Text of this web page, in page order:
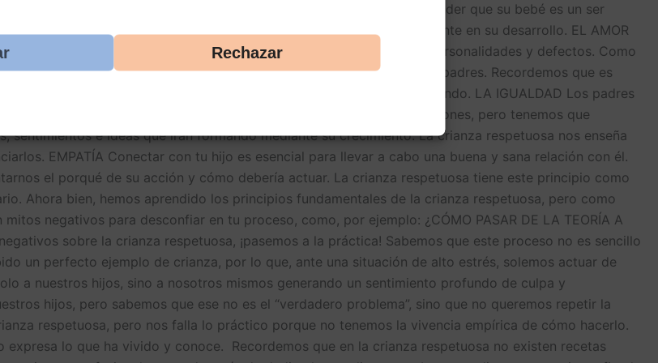
Rechazar
madre son figuras de autoridad, de igual forma, ellos deben comprender que su bebé es un ser
aprender a ser empáticos y comprensivos, porque cada uno es diferente en su desarrollo. EL AMOR
que amamos a nuestros hijos sin importar los errores, diferencias, personalidades y defectos. Como
nuestro bebé, situación injusta para el pequeño y frustrante para los padres. Recordemos que es
cumplamos con todas las expectativas tanto nuestras como del mundo. LA IGUALDAD Los padres
por su bienestar, del cual es un pensamiento cierto en muchas ocasiones, pero tenemos que
sentimientos e ideas que irán formando mediante su crecimiento. La crianza respetuosa nos enseña
EMPATÍA Conectar con tu hijo es esencial para llevar a cabo una buena y sana relación con él.
el porqué de su acción y cómo debería actuar. La crianza respetuosa tiene este principio como
Ahora bien, hemos aprendido los principios fundamentales de la crianza respetuosa, pero como
negativos para desconfiar en tu proceso, como, por ejemplo: ¿CÓMO PASAR DE LA TEORÍA A
sobre la crianza respetuosa, ¡pasemos a la práctica! Sabemos que este proceso no es sencillo
un perfecto ejemplo de crianza, por lo que, ante una situación de alto estrés, solemos actuar de
a nuestros hijos, sino a nosotros mismos generando un sentimiento profundo de culpa y
hijos, pero sabemos que ese no es el “verdadero problema”, sino que no queremos repetir la
respetuosa, pero nos falla lo práctico porque no tenemos la vivencia empírica de cómo hacerlo.
lo que ha vivido y conoce. Recordemos que en la crianza respetuosa no existen recetas